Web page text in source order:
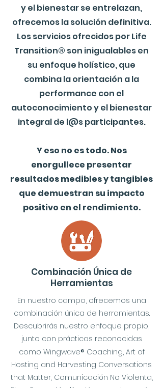
y el bienestar se entrelazan,
ofrecemos la solución definitiva.
Los servicios ofrecidos por Life
Transition® son inigualables en
su enfoque holístico, que
combina la orientación a la
performance con el
autoconocimiento y el bienestar
integral de l@s participantes.
Y eso no es todo. Nos
enorgullece presentar
resultados medibles y tangibles
que demuestran su impacto
positivo en el rendimiento.
Combinación Única de
Herramientas
En nuestro campo, ofrecemos una
combinación única de herramientas.
Descubrirás nuestro enfoque propio,
junto con prácticas reconocidas
como Wingwave® Coaching, Art of
Hosting and Harvesting Conversations
that Matter, Comunicación No Violenta,